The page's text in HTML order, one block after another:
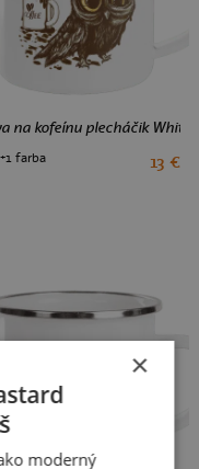
na kofeínu plecháčik White
+1 farba 13 €
×
moderný